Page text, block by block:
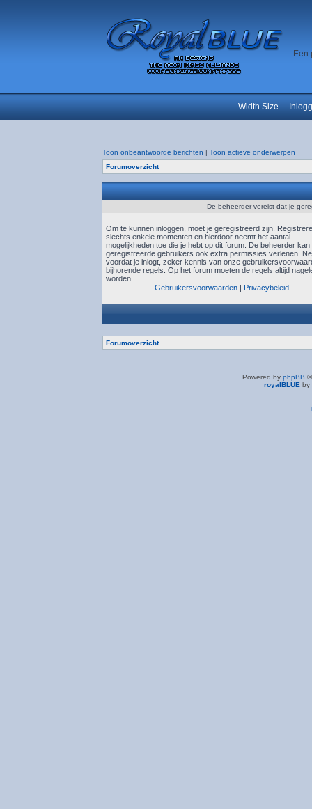
Een
Width Size
Toon onbeantwoorde berichten | Toon actieve onderwerpen
Forumoverzicht
De beheerder vereist dat je
Om te kunnen inloggen, moet je geregistreerd zijn.
slechts enkele momenten en hierdoor neemt het aantal
mogelijkheden toe die je hebt op dit forum. De beheerder kan
geregistreerde gebruikers ook extra permissies verlenen.
voordat je inlogt, zeker kennis van onze
bijhorende regels. Op het forum moeten de regels altijd
worden.
Gebruikersvoorwaarden | Privacybeleid
Forumoverzicht
Powered by phpBB
royalBLUE by